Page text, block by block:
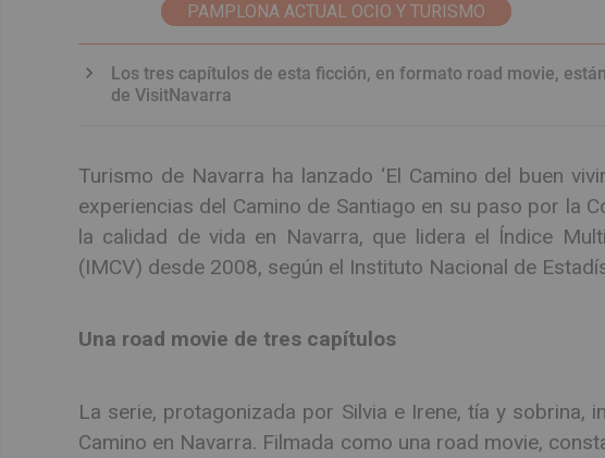
PAMPLONA ACTUAL OCIO Y TURISMO
Los tres capítulos de esta ficción, en formato road movie,
de VisitNavarra
Turismo de Navarra ha lanzado ‘El Camino del buen
experiencias del Camino de Santiago en su paso por la
la calidad de vida en Navarra, que lidera el Índice
(IMCV) desde 2008, según el Instituto Nacional de
Una road movie de tres capítulos
La serie, protagonizada por Silvia e Irene, tía y sobrina,
Camino en Navarra. Filmada como una road movie,